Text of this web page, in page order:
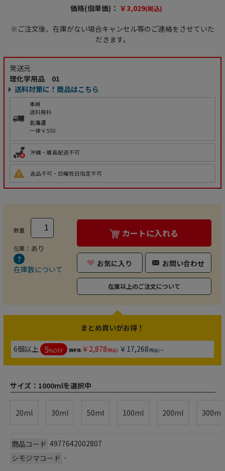
価格(個単価)： ￥3,029(税込)
※ご注文後、在庫がない場合キャンセル等のご連絡をさせていた
だきます。
発送元
理化学用品 01
送料対策に！商品はこちら
本州
送料無料
北海道
一律￥550
沖縄・離島配送不可
返品不可・日曜祝日指定不可
数量
在庫： あり
在庫数について
カートに入れる
お気に入り お問い合わせ
在庫以上のご注文について
まとめ買いがお得！
6個以上 5%OFF 個単価:￥2,878(税込) ￥17,268(税込)～
サイズ： 1000mlを選択中
20ml 30ml 50ml 100ml 200ml 300ml
商品コード 4977642002807
シモジマコード -